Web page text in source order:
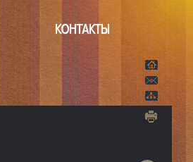
КОНТАКТЫ